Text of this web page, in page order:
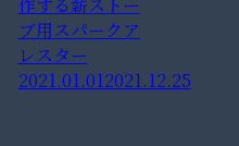
ブ用スパークア
レスター
2021.01.012021.12.25